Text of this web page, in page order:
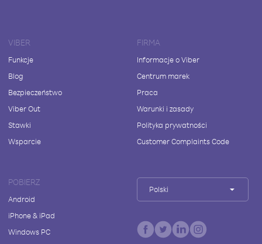
VIBER
Funkcje
Blog
Bezpieczeństwo
Viber Out
Stawki
Wsparcie
FIRMA
Informacje o Viber
Centrum marek
Praca
Warunki i zasady
Polityka prywatności
Customer Complaints Code
POBIERZ
Android
iPhone & iPad
Windows PC
Polski